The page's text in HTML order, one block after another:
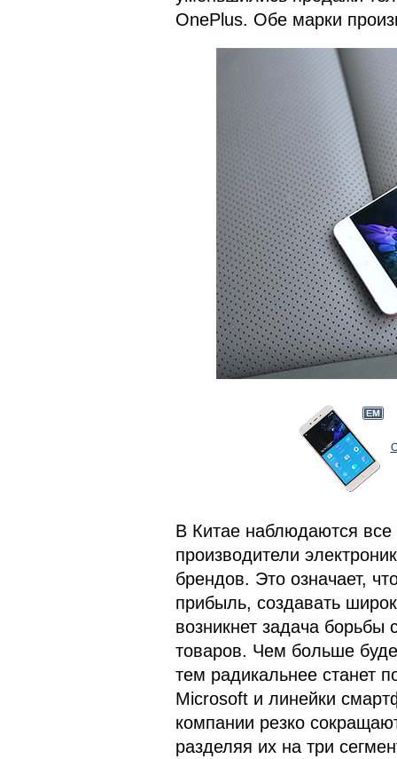
OnePlus. Обе марки
В Китае наблюдаются
производители
брендов. Это означает,
прибыль, создавать
возникнет задача
товаров. Чем больше
тем радикальнее станет
Microsoft и линейки
компании резко
разделяя их на три